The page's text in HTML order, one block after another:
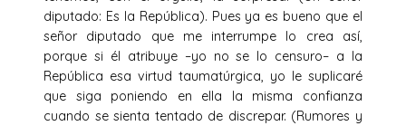
diputado: Es la República). Pues ya es bueno que el
señor diputado que me interrumpe lo crea así,
porque si él atribuye –yo no se lo censuro– a la
República esa virtud taumatúrgica, yo le suplicaré
que siga poniendo en ella la misma confianza
cuando se sienta tentado de discrepar. (Rumores y